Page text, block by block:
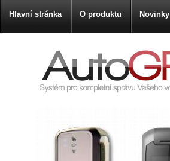
Hlavní stránka O produktu Novinky